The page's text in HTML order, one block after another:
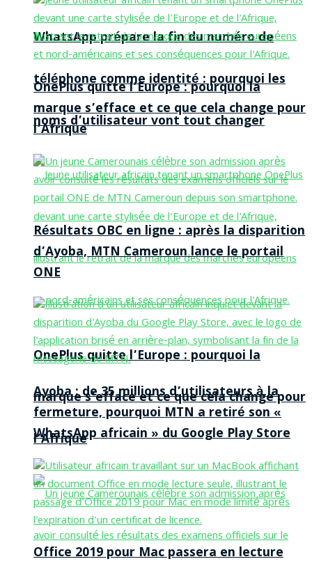
WhatsApp prépare la fin du numéro de
téléphone comme identité : pourquoi les
noms d’utilisateur vont tout changer
OnePlus quitte l’Europe : pourquoi la
marque s’efface et ce que cela change pour
l’Afrique
OnePlus quitte l’Europe : pourquoi la
marque s’efface et ce que cela change pour
l’Afrique
Résultats OBC en ligne : après la disparition
d’Ayoba, MTN Cameroun lance le portail
ONE
Ayoba : de 35 millions d’utilisateurs à la
fermeture, pourquoi MTN a retiré son «
WhatsApp africain » du Google Play Store
Office 2019 pour Mac passera en lecture